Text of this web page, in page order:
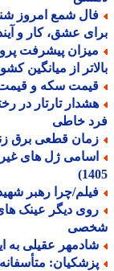
عشق، کار و آینده
پیشرفت
از میانگین
سکه و قیمت طلا امروز شنبه
تارتار در
خاطی
قطعی برق زنجان امروز شنبه
چرا رهبر شهید
دیگر عینک های
عقیلی به
متأسفانه